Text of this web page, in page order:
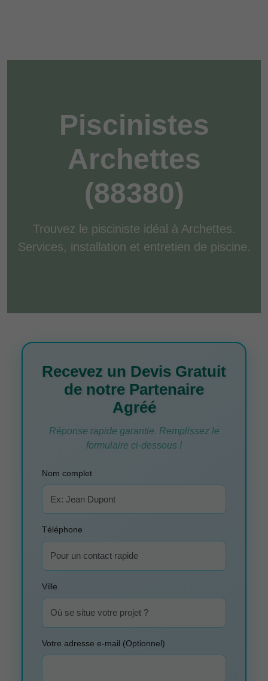
Piscinistes
Archettes
(88380)
Trouvez le pisciniste idéal à Archettes.
Services, installation et entretien de piscine.
Recevez un Devis Gratuit
de notre Partenaire
Agréé
Réponse rapide garantie. Remplissez le
formulaire ci-dessous !
Nom complet
Téléphone
Ville
Votre adresse e-mail (Optionnel)